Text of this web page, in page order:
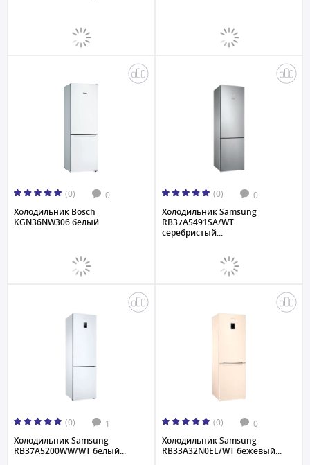
(0) 0
Холодильник Bosch
KGN36NW306 белый
(0) 0
Холодильник Samsung
RB37A5491SA/WT
серебристый...
(0) 1
Холодильник Samsung
RB37A5200WW/WT белый...
(0) 0
Холодильник Samsung
RB33A32N0EL/WT бежевый...